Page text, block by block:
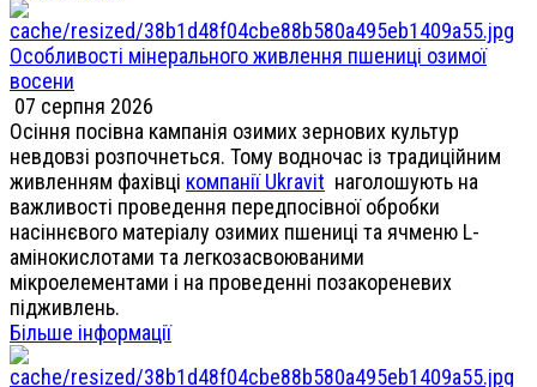
Особливості мінерального живлення пшениці озимої
восени
07 серпня 2026
Осіння посівна кампанія озимих зернових культур
невдовзі розпочнеться. Тому водночас із традиційним
живленням фахівці компанії Ukravit наголошують на
важливості проведення передпосівної обробки
насіннєвого матеріалу озимих пшениці та ячменю L-
амінокислотами та легкозасвоюваними
мікроелементами і на проведенні позакореневих
підживлень.
Більше інформації